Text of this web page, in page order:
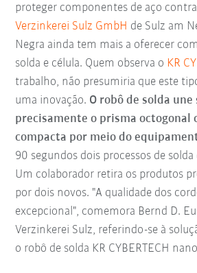
proteger componentes de aço
Verzinkerei Sulz GmbH de Sulz am
Negra ainda tem mais a oferecer
solda e célula. Quem observa o KR
trabalho, não presumiria que este
uma inovação. O robô de solda une
precisamente o prisma octogonal
compacta por meio do
90 segundos dois processos de
Um colaborador retira os produtos
por dois novos. "A qualidade dos
excepcional", comemora Bernd D.
Verzinkerei Sulz, referindo-se à
o robô de solda KR CYBERTECH